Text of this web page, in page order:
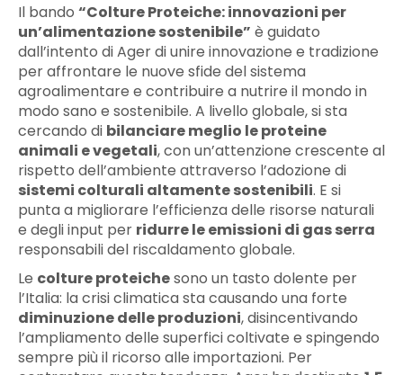
Il bando “Colture Proteiche: innovazioni per
un’alimentazione sostenibile” è guidato
dall’intento di Ager di unire innovazione e tradizione
per affrontare le nuove sfide del sistema
agroalimentare e contribuire a nutrire il mondo in
modo sano e sostenibile. A livello globale, si sta
cercando di bilanciare meglio le proteine
animali e vegetali, con un’attenzione crescente al
rispetto dell’ambiente attraverso l’adozione di
sistemi colturali altamente sostenibili. E si
punta a migliorare l’efficienza delle risorse naturali
e degli input per ridurre le emissioni di gas serra
responsabili del riscaldamento globale.
Le colture proteichesono un tasto dolente per
l’Italia: la crisi climatica sta causando una forte
diminuzione delle produzioni, disincentivando
l’ampliamento delle superfici coltivate e spingendo
sempre più il ricorso alle importazioni. Per